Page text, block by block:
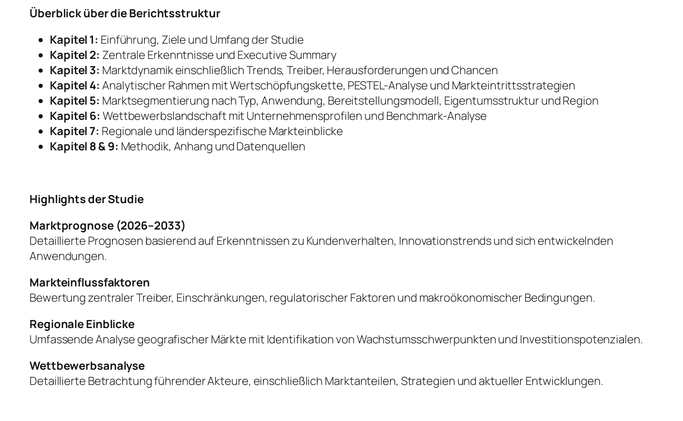
Überblick über die Berichtsstruktur
Kapitel 1: Einführung, Ziele und Umfang der Studie
Kapitel 2: Zentrale Erkenntnisse und Executive Summary
Kapitel 3: Marktdynamik einschließlich Trends, Treiber, Herausforderungen und Chancen
Kapitel 4: Analytischer Rahmen mit Wertschöpfungskette, PESTEL-Analyse und Markteintrittsstrategien
Kapitel 5: Marktsegmentierung nach Typ, Anwendung, Bereitstellungsmodell, Eigentumsstruktur und Region
Kapitel 6: Wettbewerbslandschaft mit Unternehmensprofilen und Benchmark-Analyse
Kapitel 7: Regionale und länderspezifische Markteinblicke
Kapitel 8 & 9: Methodik, Anhang und Datenquellen
Highlights der Studie
Marktprognose (2026–2033)
Detaillierte Prognosen basierend auf Erkenntnissen zu Kundenverhalten, Innovationstrends und sich entwickelnden
Anwendungen.
Markteinflussfaktoren
Bewertung zentraler Treiber, Einschränkungen, regulatorischer Faktoren und makroökonomischer Bedingungen.
Regionale Einblicke
Umfassende Analyse geografischer Märkte mit Identifikation von Wachstumsschwerpunkten und Investitionspotenzialen.
Wettbewerbsanalyse
Detaillierte Betrachtung führender Akteure, einschließlich Marktanteilen, Strategien und aktueller Entwicklungen.